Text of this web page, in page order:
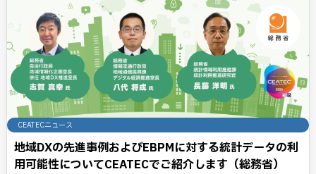
CEATECニュース
地域DXの先進事例およびEBPMに対する統計データの利
用可能性についてCEATECでご紹介します（総務省）